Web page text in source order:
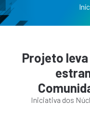
Projeto
Iniciativa dos